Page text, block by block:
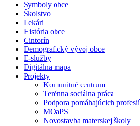
Symboly obce
Školstvo
Lekári
História obce
Cintorín
Demografický vývoj obce
E-služby
Digitálna mapa
Projekty
Komunitné centrum
Terénna sociálna práca
Podpora pomáhajúcich profesií
MOaPS
Novostavba materskej školy